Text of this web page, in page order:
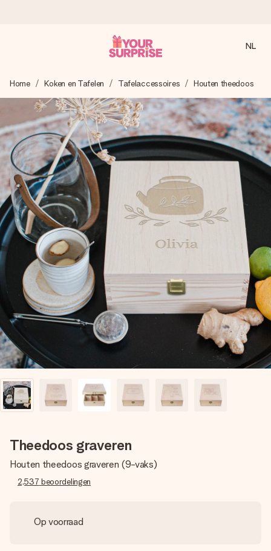
We maken jouw cadeau met zorg en zorgen dat het
razendsnel onderweg is - zodat jij kunt geven op precies
het juiste moment, wanneer het het meeste betekent.
4,8 (gebaseerd op +8.000 reviews)
Onze cadeaus worden gewaardeerd. Klanten beoordelen
ons met een 4,7 op Google Reviews
Gratis wenskaartje
Je maakt in een paar stappen iets unieks – met haar naam,
jullie foto of een boodschap die raakt. Zonder gedoe, maar
met alle aandacht voor het moment.
NL
Home Koken en Tafelen Tafelaccessoires Houten theedoos
Theedoos graveren
Houten theedoos graveren (9-vaks)
2,537 beoordelingen
Op voorraad